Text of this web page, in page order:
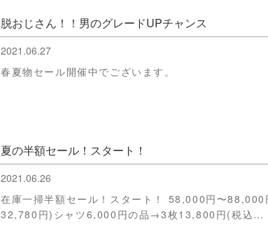
脱おじさん！！男のグレードUPチャンス
2021.06.27
春夏物セール開催中でございます。
夏の半額セール！スタート！
2021.06.26
在庫一掃半額セール！スタート！ 58,000円〜
32,780円)シャツ6,000円の品→3枚13,800円(税込…